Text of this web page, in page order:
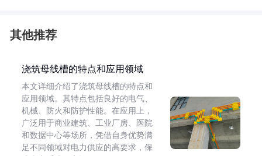
其他推荐
浇筑母线槽的特点和应用领域
本文详细介绍了浇筑母线槽的特点和
应用领域。其特点包括良好的电气、
机械、防火和防护性能。在应用上，
广泛用于商业建筑、工业厂房、医院
和数据中心等场所，凭借自身优势满
足不同领域对电力供应的高要求，保